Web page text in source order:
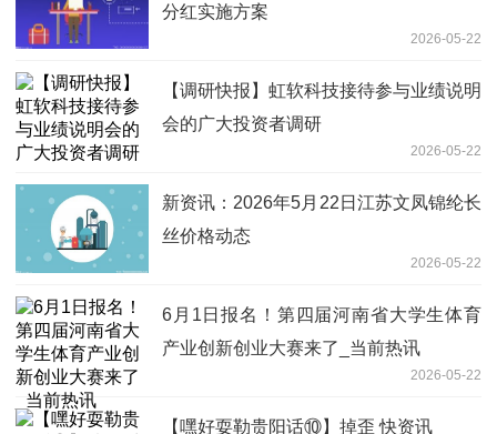
分红实施方案
2026-05-22
【调研快报】虹软科技接待参与业绩说明
会的广大投资者调研
2026-05-22
新资讯：2026年5月22日江苏文凤锦纶长
丝价格动态
2026-05-22
6月1日报名！第四届河南省大学生体育
产业创新创业大赛来了_当前热讯
2026-05-22
【嘿好耍勒贵阳话⑩】掉歪 快资讯